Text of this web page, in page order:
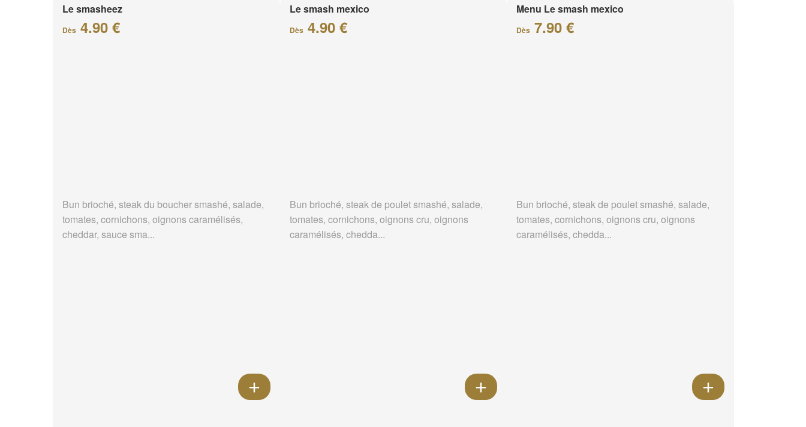
Le smasheez
Dès 4.90 €
Bun brioché, steak du boucher smashé, salade,
tomates, cornichons, oignons caramélisés,
cheddar, sauce sma...
Le smash mexico
Dès 4.90 €
Bun brioché, steak de poulet smashé, salade,
tomates, cornichons, oignons cru, oignons
caramélisés, chedda...
Menu Le smash mexico
Dès 7.90 €
Bun brioché, steak de poulet smashé, salade,
tomates, cornichons, oignons cru, oignons
caramélisés, chedda...